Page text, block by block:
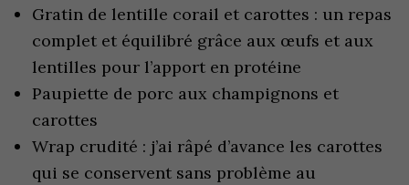
Gratin de lentille corail et carottes : un repas
complet et équilibré grâce aux œufs et aux
lentilles pour l’apport en protéine
Paupiette de porc aux champignons et
carottes
Wrap crudité : j’ai râpé d’avance les carottes
qui se conservent sans problème au